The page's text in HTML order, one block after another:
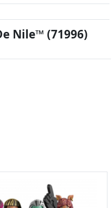
Nile™ (71996)